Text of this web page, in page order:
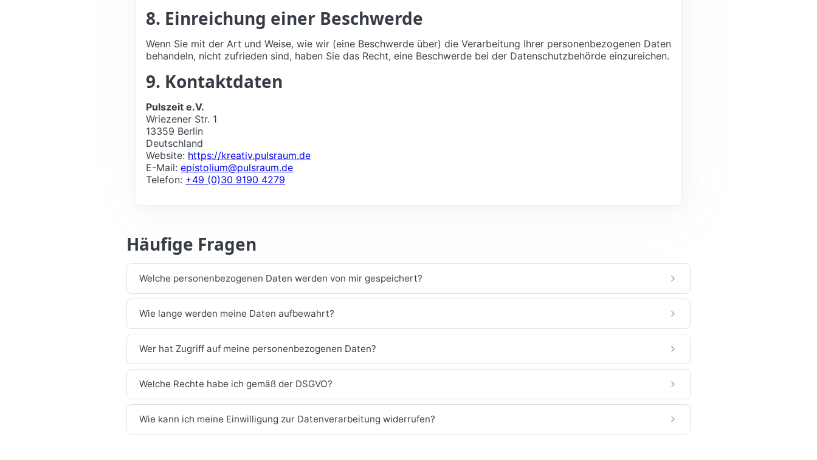
8. Einreichung einer Beschwerde
Wenn Sie mit der Art und Weise, wie wir (eine Beschwerde über) die Verarbeitung Ihrer personenbezogenen Daten
behandeln, nicht zufrieden sind, haben Sie das Recht, eine Beschwerde bei der Datenschutzbehörde einzureichen.
9. Kontaktdaten
Pulszeit e.V.
Wriezener Str. 1
13359 Berlin
Deutschland
Website: https://kreativ.pulsraum.de
E-Mail: epistolium@pulsraum.de
Telefon: +49 (0)30 9190 4279
Häufige Fragen
Welche personenbezogenen Daten werden von mir gespeichert?
Wie lange werden meine Daten aufbewahrt?
Wer hat Zugriff auf meine personenbezogenen Daten?
Welche Rechte habe ich gemäß der DSGVO?
Wie kann ich meine Einwilligung zur Datenverarbeitung widerrufen?